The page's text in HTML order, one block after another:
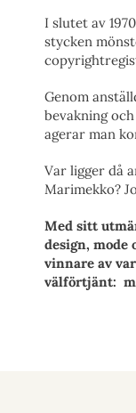
I slutet av
stycken
Genom
bevakning
agerar man
Var ligger då
Marimekko?
Med sitt
design, mode
vinnare av
välförtjänt: